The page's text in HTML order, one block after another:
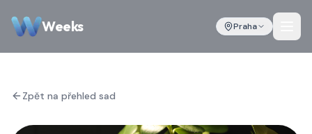
Weeks Praha
Zpět na přehled sad